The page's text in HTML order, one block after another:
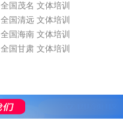
全国茂名 文体培训
全国清远 文体培训
全国海南 文体培训
全国甘肃 文体培训